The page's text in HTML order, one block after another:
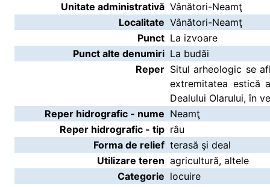
Unitate administrativă Vânători-Neamţ
Localitate Vânători-Neamţ
Punct La izvoare
Punct alte denumiri La budăi
Reper Situl arheologic se
extremitatea estică
Dealului Olarului, în
Reper hidrografic - nume Neamţ
Reper hidrografic - tip râu
Forma de relief terasă şi deal
Utilizare teren agricultură, altele
Categorie locuire